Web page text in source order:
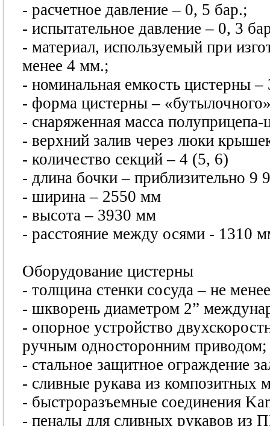
- расчетное давление – 0, 5 бар.;
- испытательное давление – 0, 3
- материал, используемый при
менее 4 мм.;
- номинальная емкость цистерны
- форма цистерны –
- снаряженная масса
- верхний залив через люки
- количество секций – 4 (5, 6)
- длина бочки – приблизительно 9
- ширина – 2550 мм
- высота – 3930 мм
- расстояние между осями - 1310
Оборудование цистерны
- толщина стенки сосуда – не
- шкворень диаметром 2”
- опорное устройство
ручным односторонним приводом;
- стальное защитное ограждение
- сливные рукава из
- быстроразъемные соединения
- пеналы для сливных рукавов из